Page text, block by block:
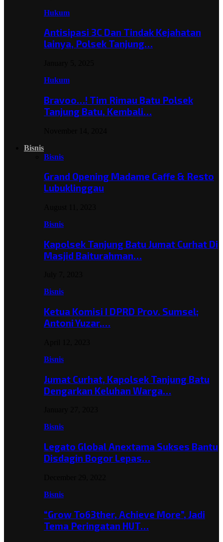
Hukum
Antisipasi 3C Dan Tindak Kejahatan
lainya, Polsek Tanjung…
Hukum
Bravoo…! Tim Rimau Batu Polsek
Tanjung Batu, Kembali…
Bisnis
Bisnis
Grand Opening Madame Caffe & Resto
Lubuklinggau
Bisnis
Kapolsek Tanjung Batu Jumat Curhat Di
Masjid Baiturahman…
Bisnis
Ketua Komisi I DPRD Prov. Sumsel;
Antoni Yuzar,…
Bisnis
Jumat Curhat, Kapolsek Tanjung Batu
Dengarkan Keluhan Warga…
Bisnis
Legato Global Anextama Sukses Bantu
Disdagin Bogor Lepas…
Bisnis
“Grow To63ther, Achieve More”, Jadi
Tema Peringatan HUT…